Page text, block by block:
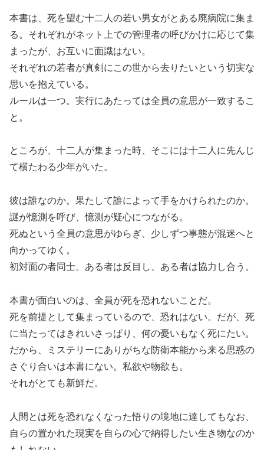
本書は、死を望む十二人の若い男女がとある廃病院に集ま
る。それぞれがネット上での管理者の呼びかけに応じて集
まったが、お互いに面識はない。
それぞれの若者が真剣にこの世から去りたいという切実な
思いを抱えている。
ルールは一つ。実行にあたっては全員の意思が一致するこ
と。
ところが、十二人が集まった時、そこには十二人に先んじ
て横たわる少年がいた。
彼は誰なのか。果たして誰によって手をかけられたのか。
謎が憶測を呼び、憶測が疑心につながる。
死ぬという全員の意思がゆらぎ、少しずつ事態が混迷へと
向かってゆく。
初対面の者同士。ある者は反目し、ある者は協力し合う。
本書が面白いのは、全員が死を恐れないことだ。
死を前提として集まっているので、恐れはない。だが、死
に当たってはきれいさっぱり、何の憂いもなく死にたい。
だから、ミステリーにありがちな防衛本能から来る思惑の
さぐり合いは本書にない。私欲や物欲も。
それがとても新鮮だ。
人間とは死を恐れなくなった悟りの境地に達してもなお、
自らの置かれた現実を自らの心で納得したい生き物なのか